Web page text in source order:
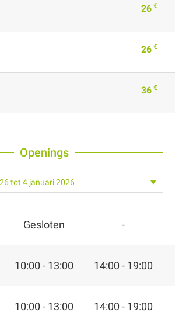
26 €
26 €
36 €
Openings
Gesloten -
10:00 - 13:00 14:00 - 19:00
10:00 - 13:00 14:00 - 19:00